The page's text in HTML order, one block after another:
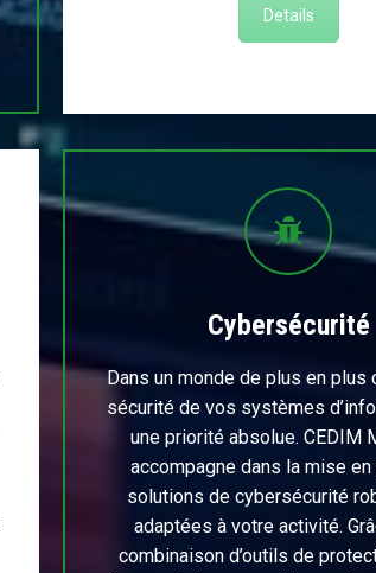
Details
Cybersécurité
Dans un monde de plus en plus
sécurité de vos systèmes
une priorité absolue. CEDIM
accompagne dans la mise
solutions de cybersécurité
adaptées à votre activité.
combinaison d’outils de